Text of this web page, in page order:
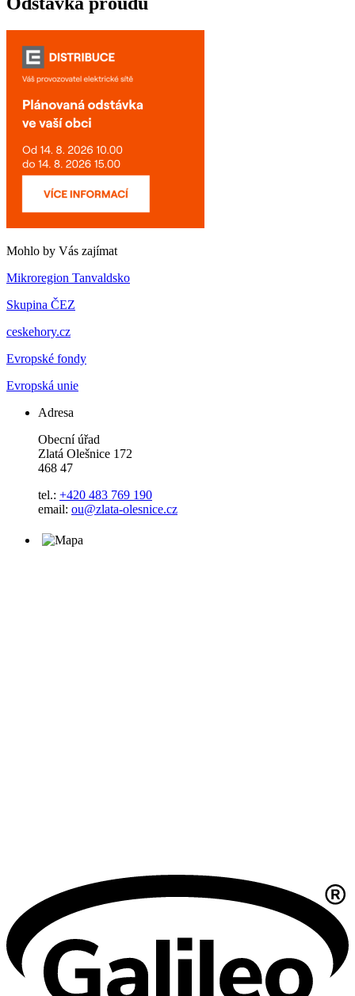
Mohlo by Vás zajímat
Mikroregion Tanvaldsko
Skupina ČEZ
ceskehory.cz
Evropské fondy
Evropská unie
Adresa
Obecní úřad
Zlatá Olešnice 172
468 47
tel.: +420 483 769 190
email: ou@zlata-olesnice.cz